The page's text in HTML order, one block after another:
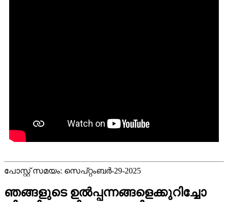
പോസ്റ്റ് സമയം: സെപ്റ്റംബർ-29-2025
ഞങ്ങളുടെ ഉൽപ്പന്നങ്ങളെക്കുറിച്ചോ